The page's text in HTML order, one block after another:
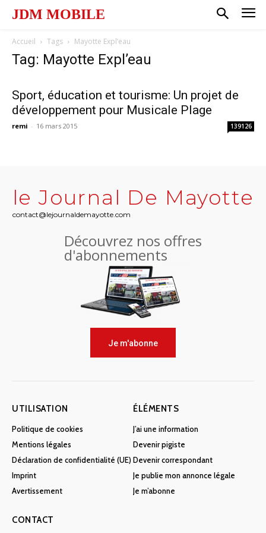
JDM MOBILE
Accueil Tags Mayotte Expl’eau
Tag: Mayotte Expl’eau
Sport, éducation et tourisme: Un projet de
développement pour Musicale Plage
remi - 16 mars 2015 139126
le Journal De Mayotte
contact@lejournaldemayotte.com
Découvrez nos offres
d'abonnements
Je m'abonne
UTILISATION
Politique de cookies
Mentions légales
Déclaration de confidentialité (UE)
Imprint
Avertissement
ÉLÉMENTS
J’ai une information
Devenir pigiste
Devenir correspondant
Je publie mon annonce légale
Je m’abonne
CONTACT